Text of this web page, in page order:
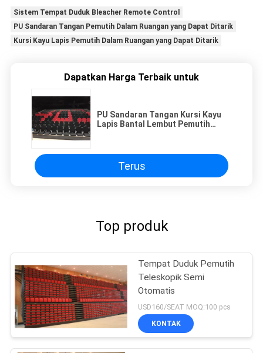
Sistem Tempat Duduk Bleacher Remote Control
PU Sandaran Tangan Pemutih Dalam Ruangan yang Dapat Ditarik
Kursi Kayu Lapis Pemutih Dalam Ruangan yang Dapat Ditarik
Dapatkan Harga Terbaik untuk
PU Sandaran Tangan Kursi Kayu
Lapis Bantal Lembut Pemutih
Terus
Top produk
Tempat Duduk Pemutih
Teleskopik Semi
Otomatis
USD160/SEAT MOQ:100 pcs
KONTAK